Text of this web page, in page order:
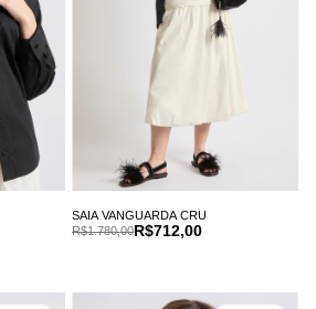
SAIA VANGUARDA CRU
R$712,00
R$1.780,00